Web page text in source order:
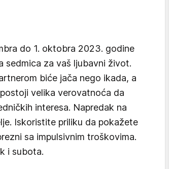
do 1. oktobra 2023. godine
sedmica za vaš ljubavni život.
biće jača nego ikada, a
velika verovatnoća da
interesa. Napredak na
Iskoristite priliku da pokažete
sa impulsivnim troškovima.
i subota.